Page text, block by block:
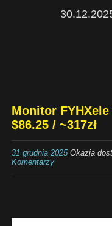
Monitor FYHXele
$86.25 / ~317zł
31 grudnia 2025Okazja
Komentarzy